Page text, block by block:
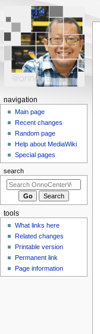
N
a
o
n
m
navigation
Main page
Recent changes
Random page
Help about MediaWiki
Special pages
search
tools
What links here
Related changes
Printable version
Permanent link
Page information